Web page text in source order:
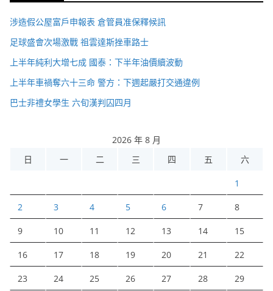
涉造假公屋富戶申報表 倉管員准保釋候訊
足球盛會次場激戰 祖雲達斯挫車路士
上半年純利大增七成 國泰：下半年油價續波動
上半年車禍奪六十三命 警方：下週起嚴打交通違例
巴士非禮女學生 六旬漢判囚四月
2026 年 8 月
日
一 二 三 四 五 六
1
2 3 4 5 6 7 8
9 10 11 12 13 14 15
16 17 18 19 20 21 22
23 24 25 26 27 28 29